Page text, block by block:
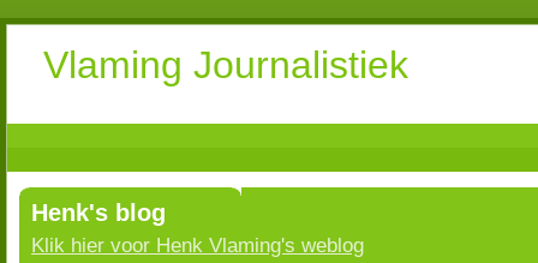
Vlaming Journalistiek
Henk's blog
Klik hier voor Henk Vlaming's weblog